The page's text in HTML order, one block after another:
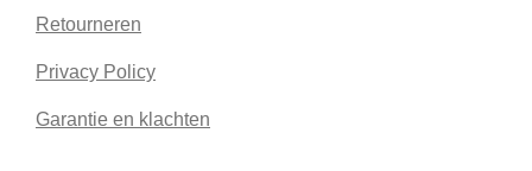
Retourneren
Privacy Policy
Garantie en klachten